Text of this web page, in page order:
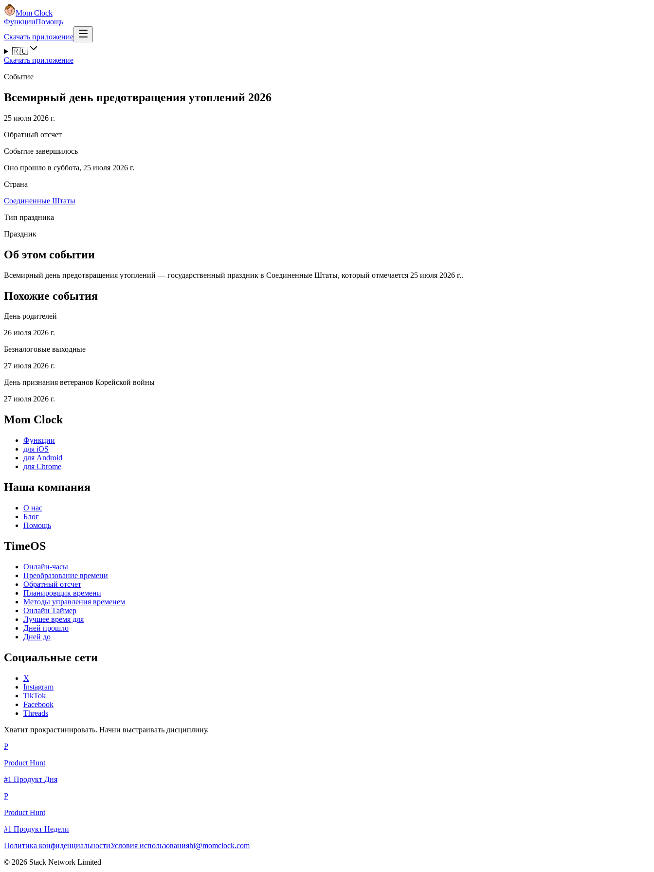
Mom Clock
ФункцииПомощь
Скачать приложение
🇷🇺
Скачать приложение
Событие
Всемирный день предотвращения утоплений 2026
25 июля 2026 г.
Обратный отсчет
Событие завершилось
Оно прошло в суббота, 25 июля 2026 г.
Страна
Соединенные Штаты
Тип праздника
Праздник
Об этом событии
Всемирный день предотвращения утоплений — государственный праздник в Соединенные Штаты, который отмечается 25 июля 2026 г..
Похожие события
День родителей
26 июля 2026 г.
Безналоговые выходные
27 июля 2026 г.
День признания ветеранов Корейской войны
27 июля 2026 г.
Mom Clock
Функции
для iOS
для Android
для Chrome
Наша компания
О нас
Блог
Помощь
TimeOS
Онлайн-часы
Преобразование времени
Обратный отсчет
Планировщик времени
Методы управления временем
Онлайн Таймер
Лучшее время для
Дней прошло
Дней до
Социальные сети
X
Instagram
TikTok
Facebook
Threads
Хватит прокрастинировать. Начни выстраивать дисциплину.
P
Product Hunt
#1 Продукт Дня
P
Product Hunt
#1 Продукт Недели
Политика конфиденциальностиУсловия использованияhi@momclock.com
© 2026 Stack Network Limited